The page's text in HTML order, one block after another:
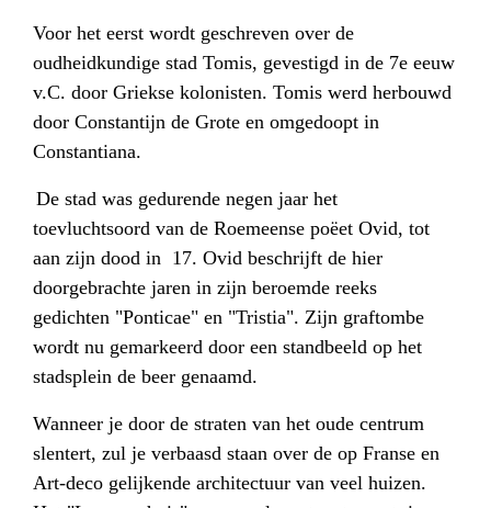
Voor het eerst wordt geschreven over de
oudheidkundige stad Tomis, gevestigd in de 7e eeuw
v.C. door Griekse kolonisten. Tomis werd herbouwd
door Constantijn de Grote en omgedoopt in
Constantiana.
De stad was gedurende negen jaar het
toevluchtsoord van de Roemeense poëet Ovid, tot
aan zijn dood in 17. Ovid beschrijft de hier
doorgebrachte jaren in zijn beroemde reeks
gedichten "Ponticae" en "Tristia". Zijn graftombe
wordt nu gemarkeerd door een standbeeld op het
stadsplein de beer genaamd.
Wanneer je door de straten van het oude centrum
slentert, zul je verbaasd staan over de op Franse en
Art-deco gelijkende architectuur van veel huizen.